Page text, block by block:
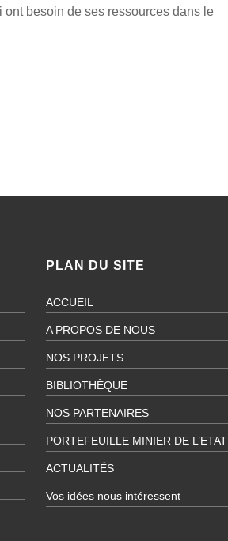
besoin de ses ressources dans le
PLAN DU SITE
ACCUEIL
A PROPOS DE NOUS
NOS PROJETS
BIBLIOTHÈQUE
NOS PARTENAIRES
PORTEFEUILLE MINIER DE L’ETAT
ACTUALITÉS
Vos idées nous intéressent